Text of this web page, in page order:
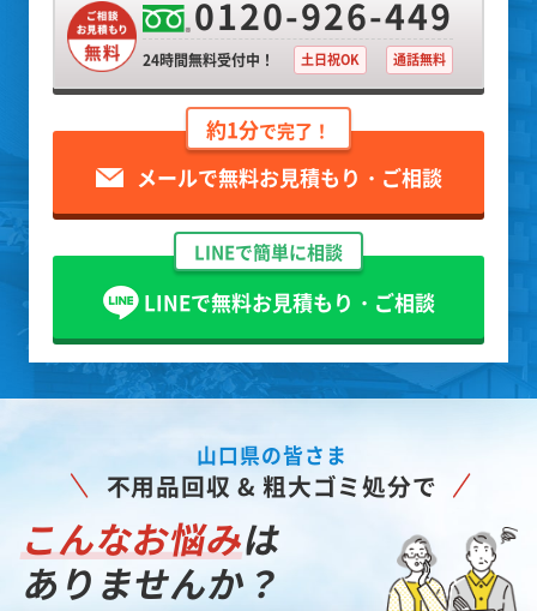
0120-926-449
24時間無料受付中！ 土日祝OK 通話無料
約1分で完了！
メールで無料お見積もり・ご相談
LINEで簡単に相談
LINEで無料お見積もり・ご相談
山口県の皆さま
不用品回収 & 粗大ゴミ処分で
こんなお悩みは
ありませんか？